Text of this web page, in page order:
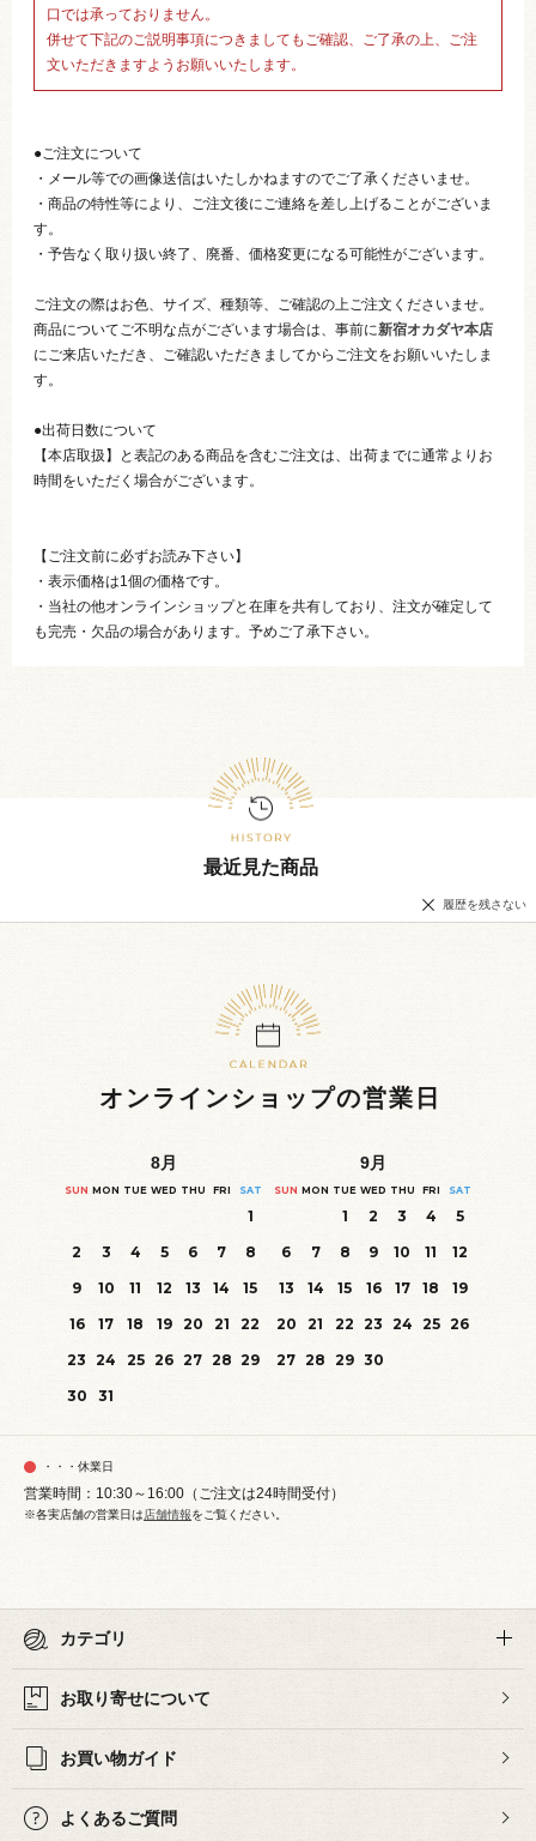
口では承っておりません。
併せて下記のご説明事項につきましてもご確認、ご了承の上、ご注
文いただきますようお願いいたします。
●ご注文について
・メール等での画像送信はいたしかねますのでご了承くださいませ。
・商品の特性等により、ご注文後にご連絡を差し上げることがございま
す。
・予告なく取り扱い終了、廃番、価格変更になる可能性がございます。
ご注文の際はお色、サイズ、種類等、ご確認の上ご注文くださいませ。
商品についてご不明な点がございます場合は、事前に新宿オカダヤ本店
にご来店いただき、ご確認いただきましてからご注文をお願いいたしま
す。
●出荷日数について
【本店取扱】と表記のある商品を含むご注文は、出荷までに通常よりお
時間をいただく場合がございます。
【ご注文前に必ずお読み下さい】
・表示価格は1個の価格です。
・当社の他オンラインショップと在庫を共有しており、注文が確定して
も完売・欠品の場合があります。予めご了承下さい。
最近見た商品
履歴を残さない
オンラインショップの営業日
8月
SUN MON TUE WED THU FRI SAT
1
2
3 4 5 6 7
8
9
10 11 12 13 14
15
16
17 18 19 20 21
22
23 24 25 26 27 28 29
30
31
9月
SUN MON TUE WED THU FRI SAT
1 2 3 4
5
6
7 8 9 10 11
12
13
14 15 16 17 18
19
20
21 22 23 24 25 26
27 28 29 30
・・・休業日
営業時間：10:30～16:00（ご注文は24時間受付）
※各実店舗の営業日は店舗情報をご覧ください。
カテゴリ
お取り寄せについて
お買い物ガイド
よくあるご質問